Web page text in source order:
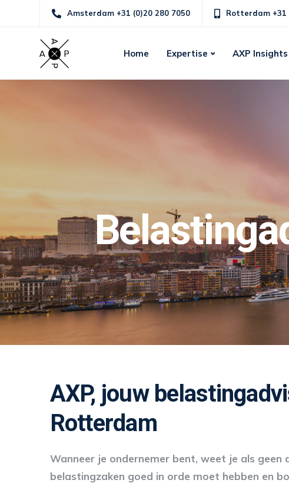
Amsterdam +31 (0)20 280 7050 Rotterdam +31
Home Expertise AXP Insights
AXP, jouw
Rotterdam
Wanneer je ondernemer bent, weet je als geen
belastingzaken goed in orde moet hebben en